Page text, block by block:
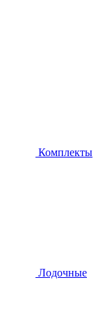
Комплекты
Лодочные